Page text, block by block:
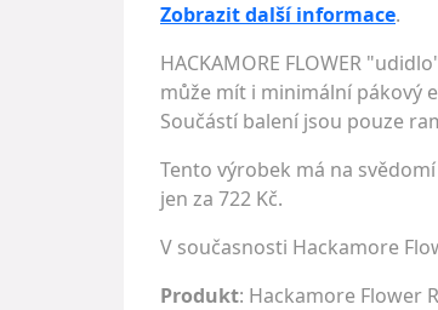
Zobrazit další informace.
HACKAMORE FLOWER
může mít i minimální pákový
Součástí balení jsou pouze
Tento výrobek má na svědomí
jen za 722 Kč.
V současnosti Hackamore
Produkt: Hackamore Flower